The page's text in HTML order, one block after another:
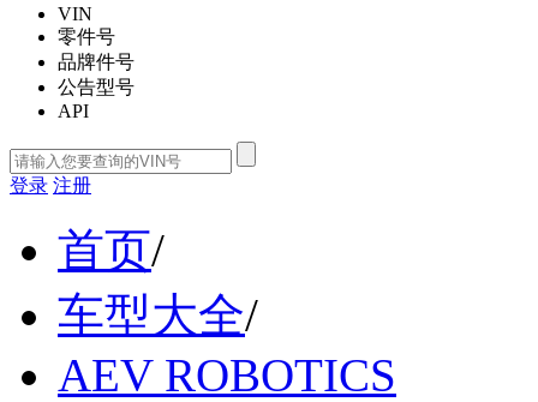
VIN
零件号
品牌件号
公告型号
API
登录 注册
首页/
车型大全/
AEV ROBOTICS